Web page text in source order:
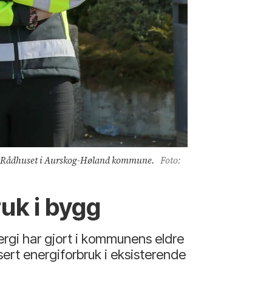
i Aurskog-Høland kommune. Foto:
i bygg
har gjort i kommunens eldre
energiforbruk i eksisterende